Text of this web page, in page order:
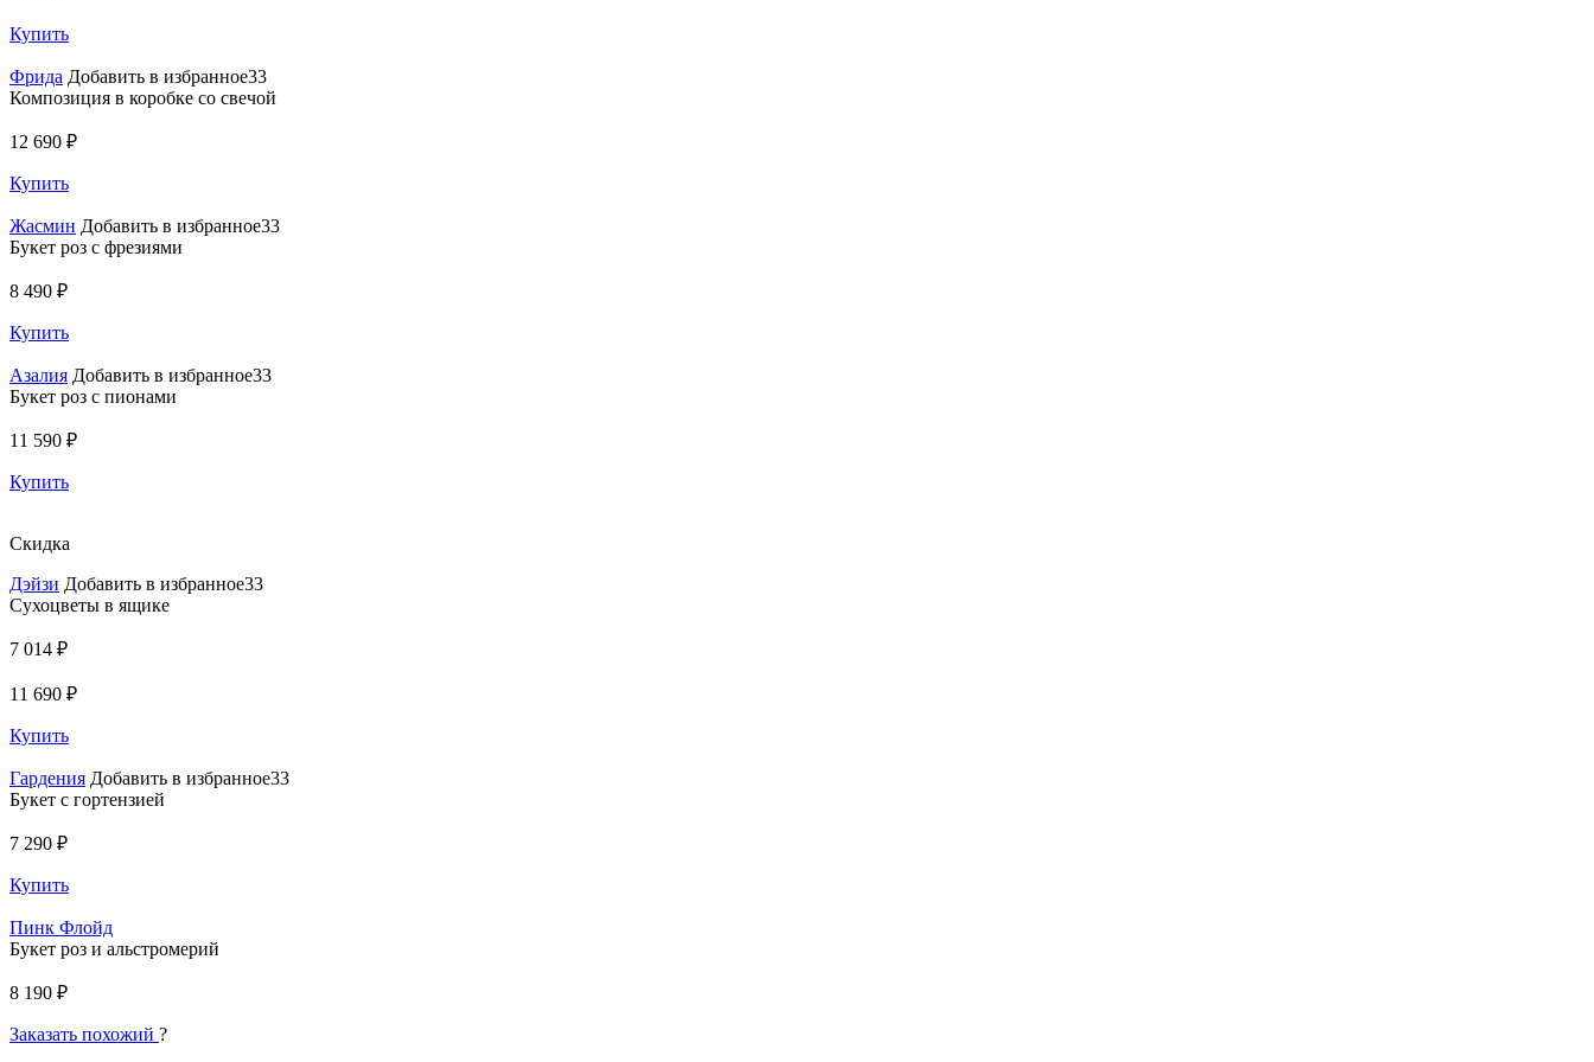
Купить
Фрида Добавить в избранное33
Композиция в коробке со свечой
12 690 ₽
Купить
Жасмин Добавить в избранное33
Букет роз с фрезиями
8 490 ₽
Купить
Азалия Добавить в избранное33
Букет роз с пионами
11 590 ₽
Купить
Скидка
Дэйзи Добавить в избранное33
Сухоцветы в ящике
7 014 ₽
11 690 ₽
Купить
Гардения Добавить в избранное33
Букет с гортензией
7 290 ₽
Купить
Пинк Флойд
Букет роз и альстромерий
8 190 ₽
Заказать похожий ?